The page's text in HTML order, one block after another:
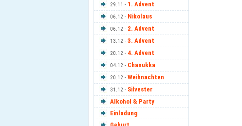
29.11 - 1. Advent
06.12 - Nikolaus
06.12 - 2. Advent
13.12 - 3. Advent
20.12 - 4. Advent
04.12 - Chanukka
20.12 - Weihnachten
31.12 - Silvester
Alkohol & Party
Einladung